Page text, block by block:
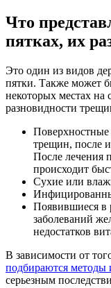
Что
пятках, их
Это один из видов
пятки. Также может
некоторых местах
разновидности
Поверхностные
трещин, после
После лечения
происходит
Сухие или
Появившиеся в
заболеваний
недостатков
В зависимости от
подбираются методы
серьезным